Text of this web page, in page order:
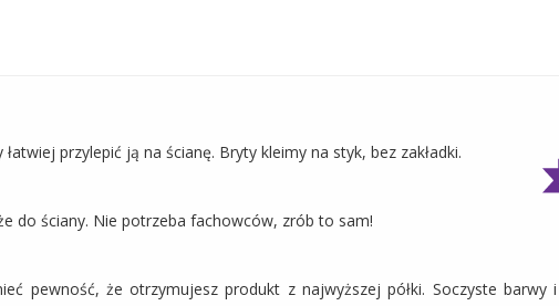
przylepić ją na ścianę. Bryty kleimy na styk, bez zakładki.
do ściany. Nie potrzeba fachowców, zrób to sam!
pewność, że otrzymujesz produkt z najwyższej półki. Soczyste barwy